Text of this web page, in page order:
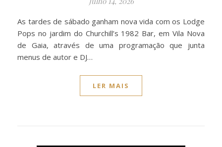
As tardes de sábado ganham nova vida com os Lodge
Pops no jardim do Churchill’s 1982 Bar, em Vila Nova
de Gaia, através de uma programação que junta
menus de autor e DJ…
LER MAIS